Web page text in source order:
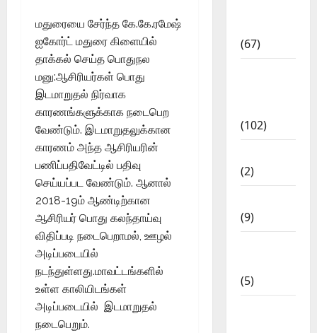
மதுரையை சேர்ந்த கே.கே.ரமேஷ்
ஐகோர்ட் மதுரை கிளையில்
தாக்கல் செய்த பொதுநல
மனு:ஆசிரியர்கள் பொது
இடமாறுதல் நிர்வாக
காரணங்களுக்காக நடைபெற
வேண்டும். இடமாறுதலுக்கான
காரணம் அந்த ஆசிரியரின்
பணிப்பதிவேட்டில் பதிவு
செய்யப்பட வேண்டும். ஆனால்
2018-19ம் ஆண்டிற்கான
ஆசிரியர் பொது கலந்தாய்வு
விதிப்படி நடைபெறாமல், ஊழல்
அடிப்படையில்
நடந்துள்ளது.மாவட்டங்களில்
உள்ள காலியிடங்கள்
அடிப்படையில் இடமாறுதல்
நடைபெறும்.
(67)
(102)
(2)
(9)
(5)